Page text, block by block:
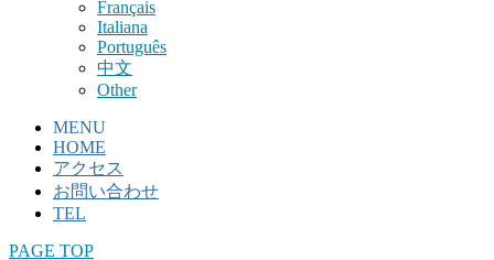
Français
Italiana
Português
中文
Other
MENU
HOME
アクセス
お問い合わせ
TEL
PAGE TOP